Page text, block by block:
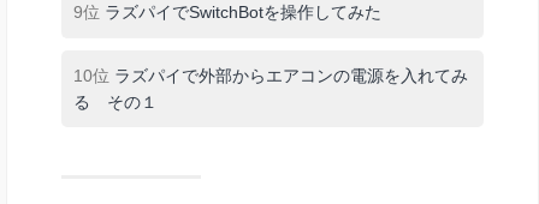
9位 ラズパイでSwitchBotを操作してみた
10位 ラズパイで外部からエアコンの電源を入れてみ
る その１